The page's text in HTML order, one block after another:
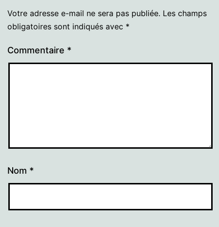
Votre adresse e-mail ne sera pas publiée. Les champs
obligatoires sont indiqués avec *
Commentaire *
Nom *